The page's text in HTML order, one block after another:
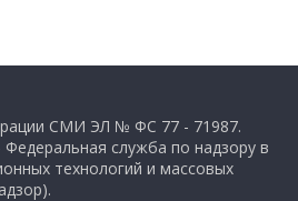
СМИ ЭЛ № ФС 77 - 71987.
служба по надзору в
технологий и массовых